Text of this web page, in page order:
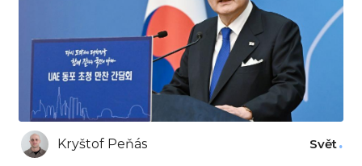
Kryštof Peňás Svět